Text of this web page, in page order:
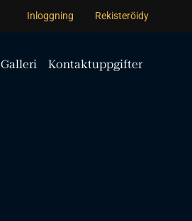
Inloggning Rekisteröidy
Galleri Kontaktuppgifter